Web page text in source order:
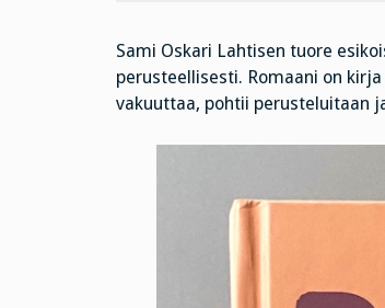
Sami Oskari Lahtisen tuore
perusteellisesti. Romaani on
vakuuttaa, pohtii perusteluitaan